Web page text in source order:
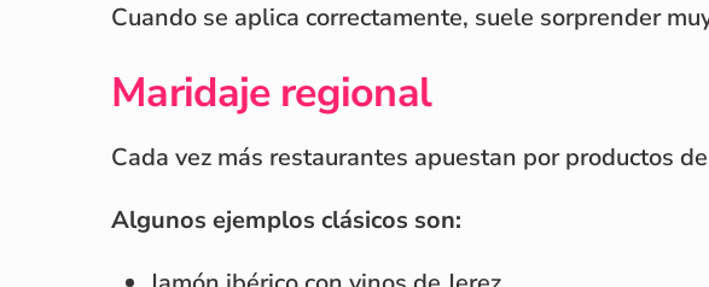
Cuando se aplica correctamente, suele sorprender
Maridaje regional
Cada vez más restaurantes apuestan por productos
Algunos ejemplos clásicos son: